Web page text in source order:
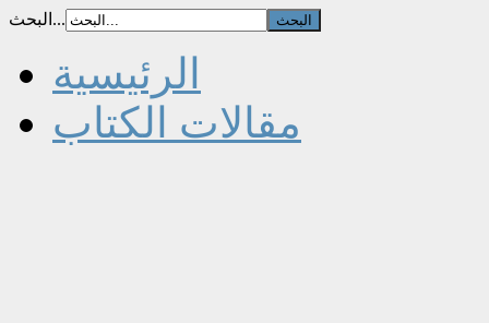
البحث...
الرئيسية
مقالات الكتاب